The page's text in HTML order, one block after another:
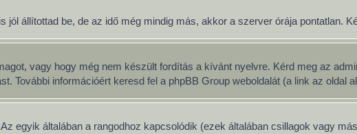
állítottad be, de az idő még mindig más, akkor a szerver órája pontatlan.
vagy hogy még nem készült fordítás a kívánt nyelvre. Kérd meg az
információért keresd fel a phpBB Group weboldalát (a link az oldal
egyik általában a rangodhoz kapcsolódik (ezek általában csillagok vagy